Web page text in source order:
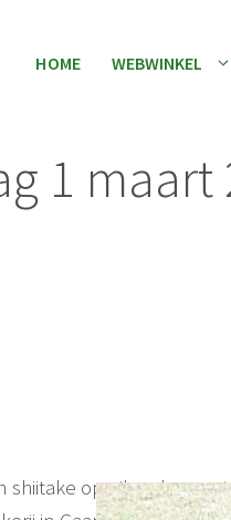
HOME WEBWINKEL
1 maart
shiitake op eiken